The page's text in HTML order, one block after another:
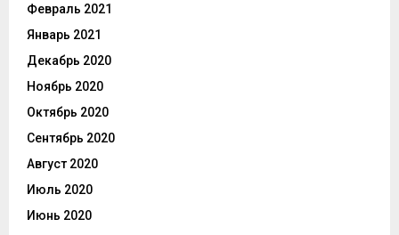
Февраль 2021
Январь 2021
Декабрь 2020
Ноябрь 2020
Октябрь 2020
Сентябрь 2020
Август 2020
Июль 2020
Июнь 2020